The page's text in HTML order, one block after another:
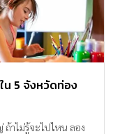
น 5 จังหวัดท่อง
ถ้าไม่รู้จะไปไหน ลอง